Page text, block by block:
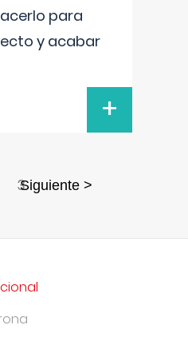
para
y acabar
+
3Siguiente >